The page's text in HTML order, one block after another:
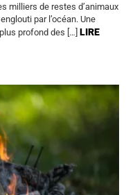
milliers de restes d’animaux
par l’océan. Une
profond des […] LIRE